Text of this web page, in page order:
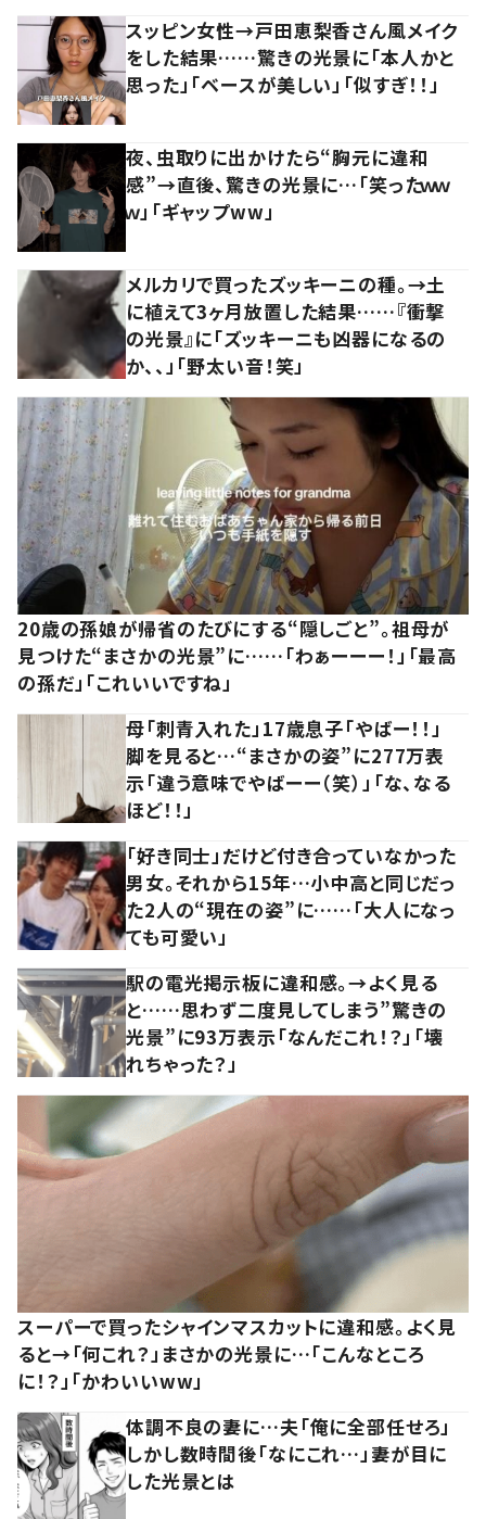
スッピン女性→戸田恵梨香さん風メイク
をした結果……驚きの光景に「本人かと
思った」「ベースが美しい」「似すぎ！！」
夜、虫取りに出かけたら“胸元に違和
感”→直後、驚きの光景に…「笑ったｗｗ
ｗ」「ギャップww」
メルカリで買ったズッキーニの種。→土
に植えて3ヶ月放置した結果……『衝撃
の光景』に「ズッキーニも凶器になるの
か、、」「野太い音！笑」
20歳の孫娘が帰省のたびにする“隠しごと”。祖母が
見つけた“まさかの光景”に……「わぁーーー！」「最高
の孫だ」「これいいですね」
母「刺青入れた」17歳息子「やばー！！」
脚を見ると…“まさかの姿”に277万表
示「違う意味でやばーー（笑）」「な、なる
ほど！！」
「好き同士」だけど付き合っていなかった
男女。それから15年…小中高と同じだっ
た2人の“現在の姿”に……「大人になっ
ても可愛い」
駅の電光掲示板に違和感。→よく見る
と……思わず二度見してしまう”驚きの
光景”に93万表示「なんだこれ！？」「壊
れちゃった？」
スーパーで買ったシャインマスカットに違和感。よく見
ると→「何これ？」まさかの光景に…「こんなところ
に！？」「かわいいww」
体調不良の妻に…夫「俺に全部任せろ」
しかし数時間後「なにこれ…」妻が目に
した光景とは